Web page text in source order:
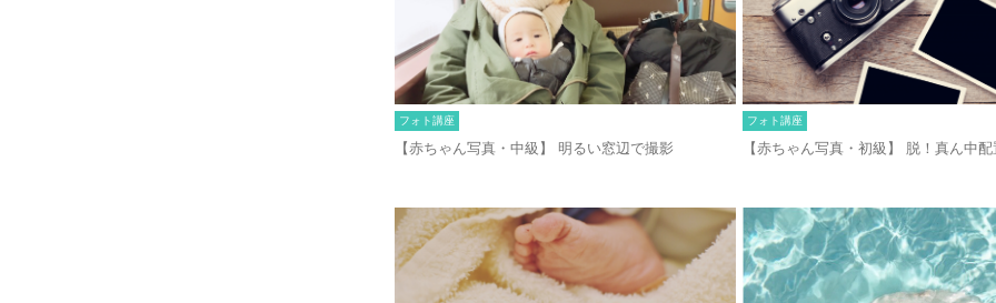
フォト講座
【赤ちゃん写真・中級】 明るい窓辺で撮影
フォト講座
【赤ちゃん写真・初級】 脱！真ん中配